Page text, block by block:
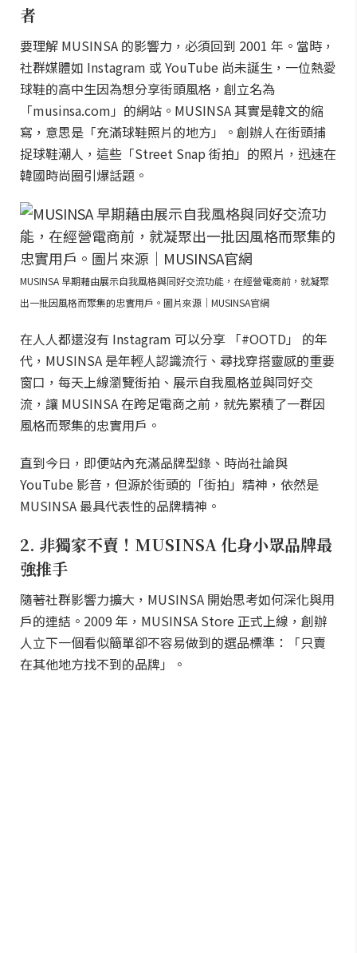
者
要理解 MUSINSA 的影響力，必須回到 2001 年。當時，
社群媒體如 Instagram 或 YouTube 尚未誕生，一位熱愛
球鞋的高中生因為想分享街頭風格，創立名為
「musinsa.com」的網站。MUSINSA 其實是韓文的縮
寫，意思是「充滿球鞋照片的地方」。創辦人在街頭捕
捉球鞋潮人，這些「Street Snap 街拍」的照片，迅速在
韓國時尚圈引爆話題。
MUSINSA 早期藉由展示自我風格與同好交流功能，在經營電商前，就凝聚
出一批因風格而聚集的忠實用戶。圖片來源｜MUSINSA官網
在人人都還沒有 Instagram 可以分享 「#OOTD」 的年
代，MUSINSA 是年輕人認識流行、尋找穿搭靈感的重要
窗口，每天上線瀏覽街拍、展示自我風格並與同好交
流，讓 MUSINSA 在跨足電商之前，就先累積了一群因
風格而聚集的忠實用戶。
直到今日，即便站內充滿品牌型錄、時尚社論與
YouTube 影音，但源於街頭的「街拍」精神，依然是
MUSINSA 最具代表性的品牌精神。
2. 非獨家不賣！MUSINSA 化身小眾品牌最
強推手
隨著社群影響力擴大，MUSINSA 開始思考如何深化與用
戶的連結。2009 年，MUSINSA Store 正式上線，創辦
人立下一個看似簡單卻不容易做到的選品標準：「只賣
在其他地方找不到的品牌」。